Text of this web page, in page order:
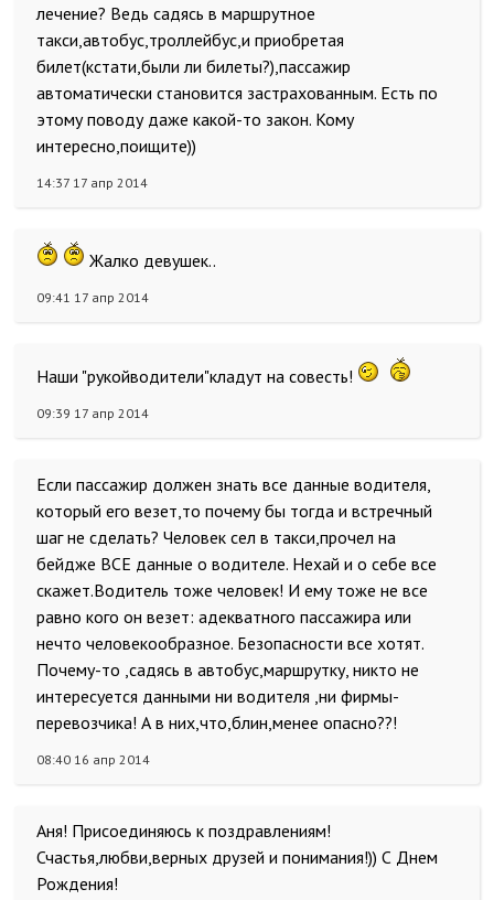
лечение? Ведь садясь в маршрутное
такси,автобус,троллейбус,и приобретая
билет(кстати,были ли билеты?),пассажир
автоматически становится застрахованным. Есть по
этому поводу даже какой-то закон. Кому
интересно,поищите))
14:37 17 апр 2014
Жалко девушек..
09:41 17 апр 2014
Наши "рукойводители"кладут на совесть!
09:39 17 апр 2014
Если пассажир должен знать все данные водителя,
который его везет,то почему бы тогда и встречный
шаг не сделать? Человек сел в такси,прочел на
бейдже ВСЕ данные о водителе. Нехай и о себе все
скажет.Водитель тоже человек! И ему тоже не все
равно кого он везет: адекватного пассажира или
нечто человекообразное. Безопасности все хотят.
Почему-то ,садясь в автобус,маршрутку, никто не
интересуется данными ни водителя ,ни фирмы-
перевозчика! А в них,что,блин,менее опасно??!
08:40 16 апр 2014
Аня! Присоединяюсь к поздравлениям!
Счастья,любви,верных друзей и понимания!)) С Днем
Рождения!